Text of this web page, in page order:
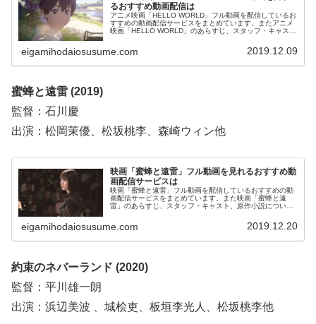
るおすすめ動画配信は
アニメ映画「HELLO WORLD」フル動画を配信しているお
すすめの動画配信サービスをまとめています。またアニメ
映画「HELLO WORLD」のあらすじ、スタッフ・キャスト
や映画本編を見る前の予備知識として役立ててください。
eigamihodaiosusume.com 2019.12.09
蜜蜂と遠雷 (2019)
監督：石川慶
出演：松岡茉優、松坂桃李、森崎ウィン他
映画「蜜蜂と遠雷」フル動画を見れるおすすめ動
画配信サービスは
映画「蜜蜂と遠雷」フル動画を配信しているおすすめの動
画配信サービスをまとめています。また映画「蜜蜂と遠
雷」のあらすじ、スタッフ・キャスト、原作小説について
編を見る前の予備知識として役立ててください。
eigamihodaiosusume.com 2019.12.20
約束のネバーランド (2020)
監督：平川雄一朗
出演：浜辺美波 、城桧吏、板垣李光人、松坂桃李他